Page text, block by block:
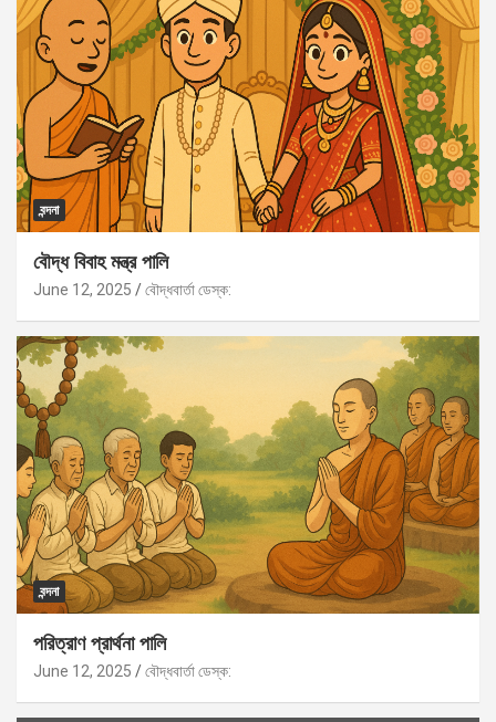
বন্দনা
বৌদ্ধ বিবাহ মন্ত্র পালি
June 12, 2025 বৌদ্ধবার্তা ডেস্ক:
বন্দনা
পরিত্রাণ প্রার্থনা পালি
June 12, 2025 বৌদ্ধবার্তা ডেস্ক: